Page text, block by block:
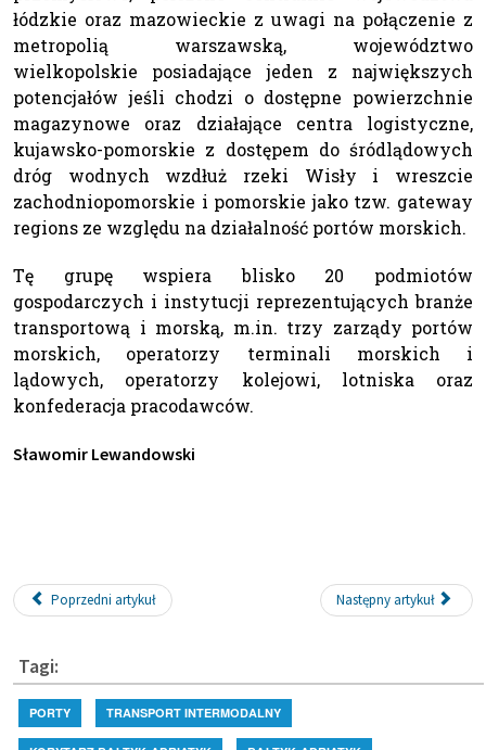
łódzkie oraz mazowieckie z uwagi na połączenie z
metropolią warszawską, województwo
wielkopolskie posiadające jeden z największych
potencjałów jeśli chodzi o dostępne powierzchnie
magazynowe oraz działające centra logistyczne,
kujawsko-pomorskie z dostępem do śródlądowych
dróg wodnych wzdłuż rzeki Wisły i wreszcie
zachodniopomorskie i pomorskie jako tzw. gateway
regions ze względu na działalność portów morskich.
Tę grupę wspiera blisko 20 podmiotów
gospodarczych i instytucji reprezentujących branże
transportową i morską, m.in. trzy zarządy portów
morskich, operatorzy terminali morskich i
lądowych, operatorzy kolejowi, lotniska oraz
konfederacja pracodawców.
Sławomir Lewandowski
Poprzedni artykuł Następny artykuł
Tagi:
PORTY TRANSPORT INTERMODALNY